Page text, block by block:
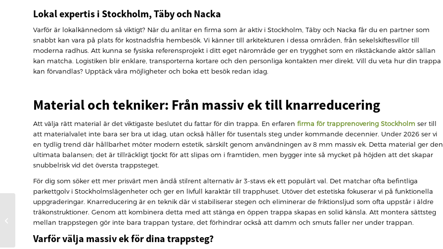
Lokal expertis i Stockholm, Täby och Nacka
Varför är lokalkännedom så viktigt? När du anlitar en firma som är aktiv i Stockholm, Täby och Nacka får du en partner som
snabbt kan vara på plats för kostnadsfria hembesök. Vi känner till arkitekturen i dessa områden, från sekelskiftesvillor till
moderna radhus. Att kunna se fysiska referensprojekt i ditt eget närområde ger en trygghet som en rikstäckande aktör sällan
kan matcha. Logistiken blir enklare, transporterna kortare och den personliga kontakten mer direkt. Vill du veta hur din trappa
kan förvandlas? Upptäck våra möjligheter och boka ett besök redan idag.
Material och tekniker: Från massiv ek till knarreducering
Att välja rätt material är det viktigaste beslutet du fattar för din trappa. En erfaren firma för trapprenovering Stockholm ser till
att materialvalet inte bara ser bra ut idag, utan också håller för tusentals steg under kommande decennier. Under 2026 ser vi
en tydlig trend där hållbarhet möter modern estetik, särskilt genom användningen av 8 mm massiv ek. Detta material ger den
ultimata balansen; det är tillräckligt tjockt för att slipas om i framtiden, men bygger inte så mycket på höjden att det skapar
snubbelrisk vid det översta trappsteget.
För dig som söker ett mer prisvärt men ändå stilrent alternativ är 3-stavs ek ett populärt val. Det matchar ofta befintliga
parkettgolv i Stockholmslägenheter och ger en livfull karaktär till trapphuset. Utöver det estetiska fokuserar vi på funktionella
uppgraderingar. Knarreducering är en teknik där vi stabiliserar stegen och eliminerar de friktionsljud som ofta uppstår i äldre
träkonstruktioner. Genom att kombinera detta med att stänga en öppen trappa skapas en solid känsla. Att montera sättsteg
mellan trappstegen gör inte bara trappan tystare, det förhindrar också att damm och smuts faller ner under trappan.
Varför välja massiv ek för dina trappsteg?
Rengöra parkettgolv:
Den ultimata guiden
för ett hållbart hem